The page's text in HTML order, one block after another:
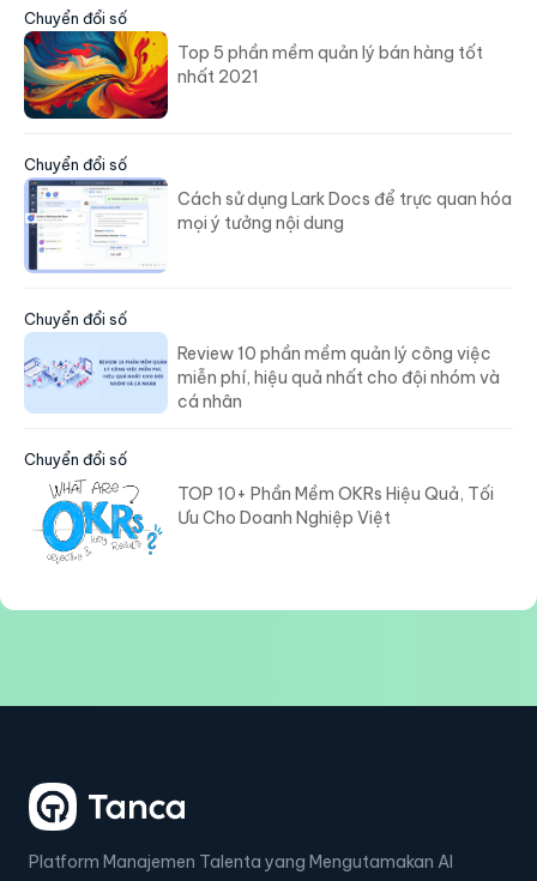
Chuyển đổi số
Top 5 phần mềm quản lý bán hàng tốt
nhất 2021
Chuyển đổi số
Cách sử dụng Lark Docs để trực quan hóa
mọi ý tưởng nội dung
Chuyển đổi số
Review 10 phần mềm quản lý công việc
miễn phí, hiệu quả nhất cho đội nhóm và
cá nhân
Chuyển đổi số
TOP 10+ Phần Mềm OKRs Hiệu Quả, Tối
Ưu Cho Doanh Nghiệp Việt
Platform Manajemen Talenta yang Mengutamakan AI